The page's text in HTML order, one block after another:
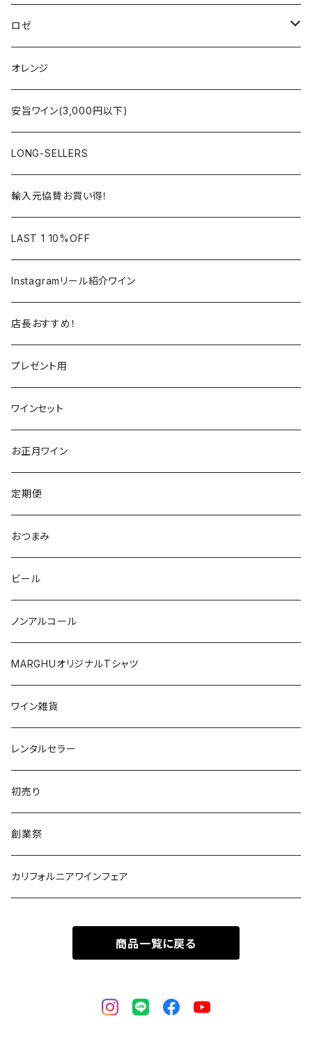
シャンパーニュ
コート・デュ・ローヌ
ラングドック・ルーション
アルザス
ロワール
フランス
ラングドック
イタリア
トスカーナ
ヴェネト
スペイン
リオハ
トロ
アメリカ
カリフォルニア
オレゴン
ニュージーランド
オーストラリア
チリ
ドイツ
アルゼンチン
日本
オーストリア
南アフリカ
ポルトガル
ブルゴーニュ
ボルドー
ロワール
ローヌ
ラングドック
フランス
イタリア
トスカーナ
ピエモンテ
シチリア
スペイン
カリニェナ
ドイツ
ニュージーランド
アメリカ
カリフォルニア
オレゴン
南アフリカ
オーストリア
チリ
オーストラリア
日本
ポルトガル
シャンパーニュ
アルザス
フランス
日本
イタリア
南アフリカ
ニュージーランド
イギリス
ドイツ
アメリカ
オーストラリア
ロゼ
シャンパーニュ
アルザス
ドイツ
オーストラリア
カリフォルニア
日本
オレンジ
安旨ワイン(3,000円以下)
LONG-SELLERS
輸入元協賛お買い得！
LAST 1 10%OFF
Instagramリール紹介ワイン
店長おすすめ！
プレゼント用
ワインセット
お正月ワイン
定期便
おつまみ
ビール
ノンアルコール
MARGHUオリジナルTシャツ
ワイン雑貨
レンタルセラー
初売り
創業祭
カリフォルニアワインフェア
商品一覧に戻る